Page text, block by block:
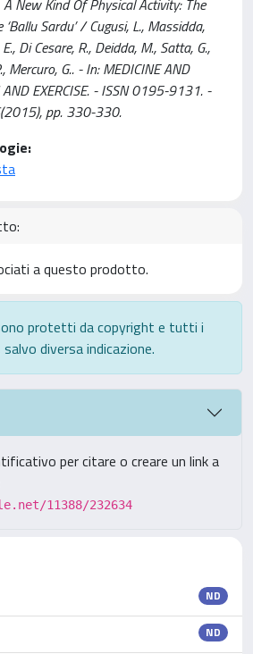
New Kind Of Physical Activity: The
Sardu’ / Cugusi, L., Massidda,
Di Cesare, R., Deidda, M., Satta, G.,
Mercuro, G.. - In: MEDICINE AND
AND EXERCISE. - ISSN 0195-9131. -
pp. 330-330.
a questo prodotto.
protetti da copyright e tutti i
diversa indicazione.
per citare o creare un link a
11388/232634
ND
ND